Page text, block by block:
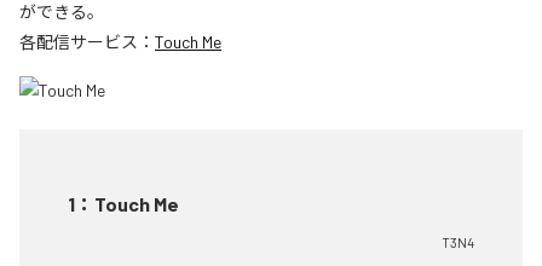
ができる。
各配信サービス： Touch Me
1 ： Touch Me
T3N4